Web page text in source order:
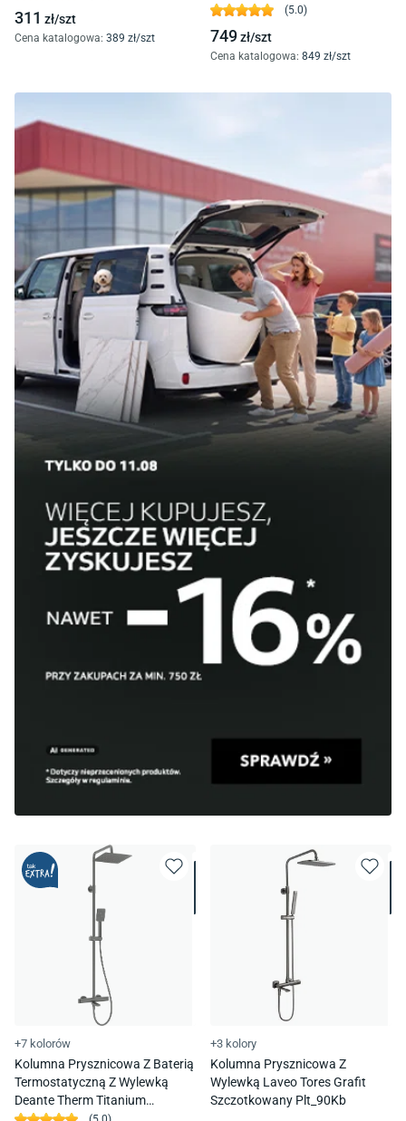
311 zł/szt
Cena katalogowa: 389 zł/szt
(5.0)
749zł/szt
Cena katalogowa: 849 zł/szt
+7 kolorów
Kolumna Prysznicowa Z Baterią
Termostatyczną Z Wylewką
Deante Therm Titanium
+3 kolory
Kolumna Prysznicowa Z
Wylewką Laveo Tores Grafit
Szczotkowany Plt_90Kb